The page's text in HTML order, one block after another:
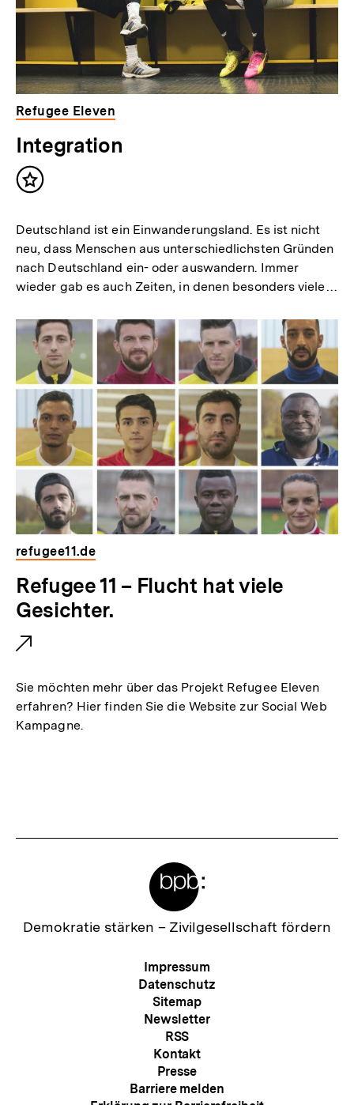
Refugee Eleven
Integration
Inhalt
Deutschland ist ein Einwanderungsland. Es ist nicht
neu, dass Menschen aus unterschiedlichsten Gründen
nach Deutschland ein- oder auswandern. Immer
wieder gab es auch Zeiten, in denen besonders viele…
refugee11.de
E
x
t
e
r
n
e
Refugee 11 – Flucht hat viele
Gesichter.
Sie möchten mehr über das Projekt Refugee Eleven
erfahren? Hier finden Sie die Website zur Social Web
Kampagne.
Zur
Demokratie stärken – Zivilgesellschaft fördern
Meta-
Navigation
Impressum
Datenschutz
Sitemap
Newsletter
RSS
Kontakt
Presse
Barriere melden